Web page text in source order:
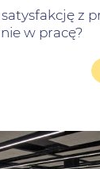
z
w pracę?